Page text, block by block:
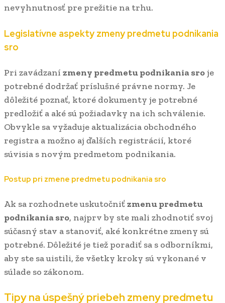
nevyhnutnosť pre prežitie na trhu.
Legislatívne aspekty zmeny predmetu podnikania
sro
Pri zavádzaní zmeny predmetu podnikania sroje
potrebné dodržať príslušné právne normy. Je
dôležité poznať, ktoré dokumenty je potrebné
predložiť a aké sú požiadavky na ich schválenie.
Obvykle sa vyžaduje aktualizácia obchodného
registra a možno aj ďalších registrácií, ktoré
súvisia s novým predmetom podnikania.
Postup pri zmene predmetu podnikania sro
Ak sa rozhodnete uskutočniťzmenu predmetu
podnikania sro, najprv by ste mali zhodnotiť svoj
súčasný stav a stanoviť, aké konkrétne zmeny sú
potrebné. Dôležité je tiež poradiť sa s odborníkmi,
aby ste sa uistili, že všetky kroky sú vykonané v
súlade so zákonom.
Tipy na úspešný priebeh zmeny predmetu